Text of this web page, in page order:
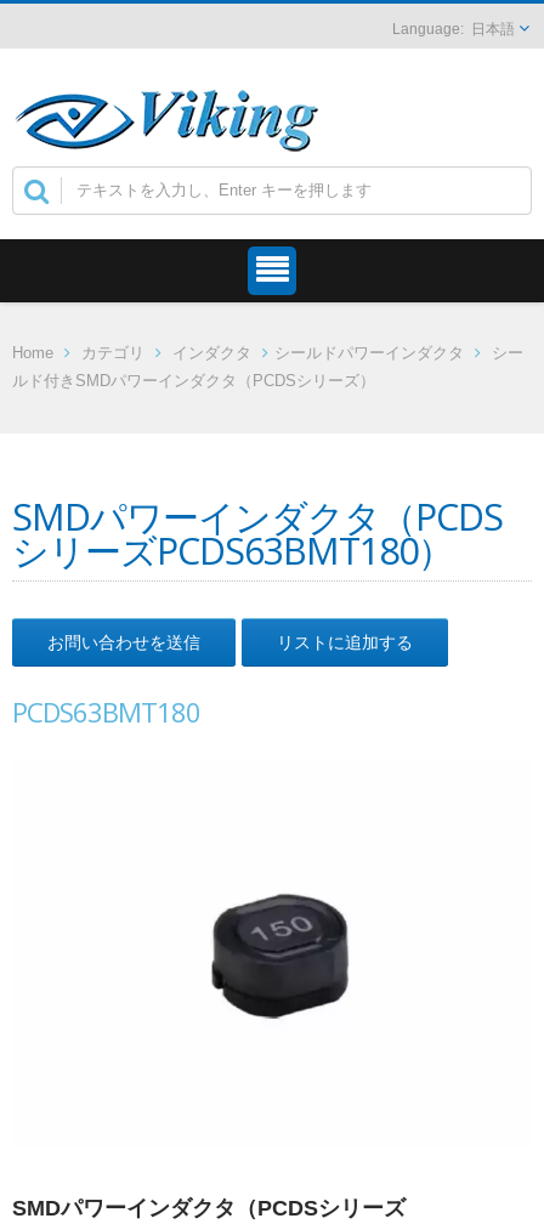
日本語
Home カテゴリ インダクタ シールドパワーインダクタ
シー
ルド付きSMDパワーインダクタ（PCDSシリーズ）
SMDパワーインダクタ（PCDS
シリーズPCDS63BMT180）
お問い合わせを送信 リストに追加する
PCDS63BMT180
SMDパワーインダクタ（PCDSシリーズ